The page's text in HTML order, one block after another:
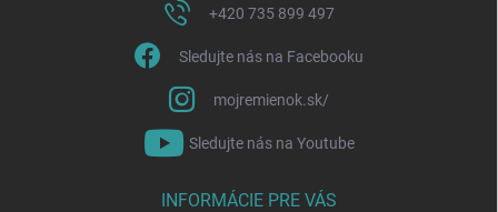
+420 735 899 497
Sledujte nás na Facebooku
mojremienok.sk/
Sledujte nás na Youtube
INFORMÁCIE PRE VÁS